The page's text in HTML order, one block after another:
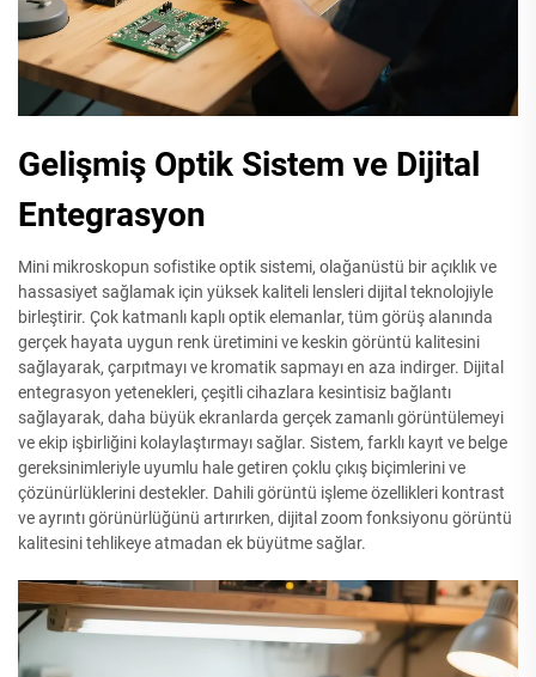
Gelişmiş Optik Sistem ve Dijital
Entegrasyon
Mini mikroskopun sofistike optik sistemi, olağanüstü bir açıklık ve
hassasiyet sağlamak için yüksek kaliteli lensleri dijital teknolojiyle
birleştirir. Çok katmanlı kaplı optik elemanlar, tüm görüş alanında
gerçek hayata uygun renk üretimini ve keskin görüntü kalitesini
sağlayarak, çarpıtmayı ve kromatik sapmayı en aza indirger. Dijital
entegrasyon yetenekleri, çeşitli cihazlara kesintisiz bağlantı
sağlayarak, daha büyük ekranlarda gerçek zamanlı görüntülemeyi
ve ekip işbirliğini kolaylaştırmayı sağlar. Sistem, farklı kayıt ve belge
gereksinimleriyle uyumlu hale getiren çoklu çıkış biçimlerini ve
çözünürlüklerini destekler. Dahili görüntü işleme özellikleri kontrast
ve ayrıntı görünürlüğünü artırırken, dijital zoom fonksiyonu görüntü
kalitesini tehlikeye atmadan ek büyütme sağlar.